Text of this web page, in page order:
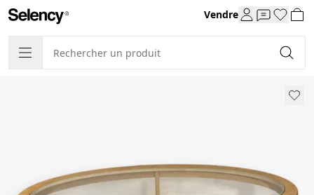
Vendre